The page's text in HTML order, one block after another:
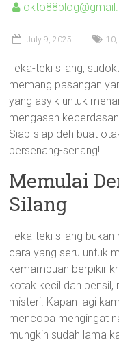
July 9, 2025 10,
Teka-teki silang,
memang pasangan
yang asyik untuk
mengasah
Siap-siap deh buat
bersenang-senang!
Memulai
Silang
Teka-teki silang
cara yang seru untuk
kemampuan berpikir
kotak kecil dan pensil,
misteri. Kapan lagi
mencoba mengingat
mungkin sudah lama